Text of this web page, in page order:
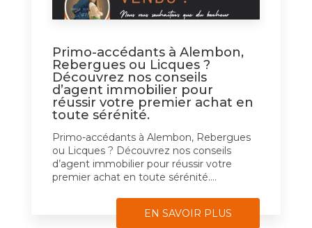
Primo-accédants à Alembon,
Rebergues ou Licques ?
Découvrez nos conseils
d’agent immobilier pour
réussir votre premier achat en
toute sérénité.
Primo-accédants à Alembon, Rebergues
ou Licques ? Découvrez nos conseils
d’agent immobilier pour réussir votre
premier achat en toute sérénité....
EN SAVOIR PLUS